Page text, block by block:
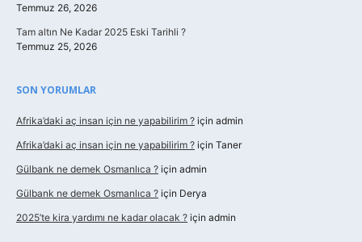
Temmuz 26, 2026
Tam altın Ne Kadar 2025 Eski Tarihli ?
Temmuz 25, 2026
SON YORUMLAR
Afrika’daki aç insan için ne yapabilirim ? için admin
Afrika’daki aç insan için ne yapabilirim ? için Taner
Gülbank ne demek Osmanlıca ? için admin
Gülbank ne demek Osmanlıca ? için Derya
2025’te kira yardımı ne kadar olacak ? için admin